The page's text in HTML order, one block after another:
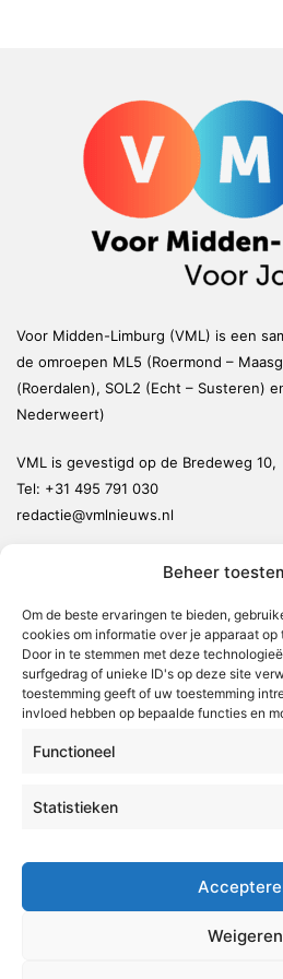
Beheer
Om de beste ervaringen te bieden,
cookies om informatie over je apparaat
Door in te stemmen met deze
surfgedrag of unieke ID's op deze site
toestemming geeft of uw toestemming
invloed hebben op bepaalde functies en
Functioneel
Statistieken
Weigeren
Voor Midden-Limburg (VML) is een
de omroepen ML5 (Roermond –
(Roerdalen), SOL2 (Echt – Susteren)
Nederweert)
VML is gevestigd op de Bredeweg
Tel: +31 495 791 030
redactie@vmlnieuws.nl
Leudal
Maasgouw
Echt-Susteren
Radio & TV